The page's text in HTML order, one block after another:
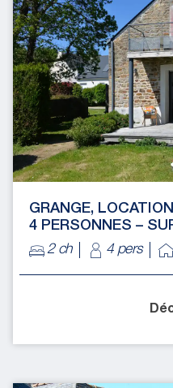
GRANGE,
4 PERSONNES –
2 ch
4 pers